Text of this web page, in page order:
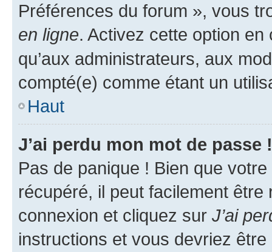
Préférences du forum », vous
en ligne. Activez cette option
qu’aux administrateurs, aux
compté(e) comme étant un
Haut
J’ai perdu mon mot de passe !
Pas de panique ! Bien que
récupéré, il peut facilement
connexion et cliquez sur J’ai
instructions et vous devriez